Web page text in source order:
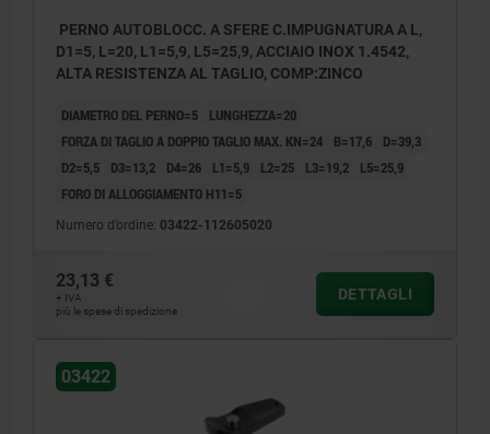
PERNO AUTOBLOCC. A SFERE C.IMPUGNATURA A L,
D1=5, L=20, L1=5,9, L5=25,9, ACCIAIO INOX 1.4542,
ALTA RESISTENZA AL TAGLIO, COMP:ZINCO
DIAMETRO DEL PERNO=5
LUNGHEZZA=20
FORZA DI TAGLIO A DOPPIO TAGLIO MAX. KN=24
B=17,6
D=39,3
D2=5,5
D3=13,2 D4=26 L1=5,9 L2=25 L3=19,2
L5=25,9
FORO DI ALLOGGIAMENTO H11=5
Numero d’ordine: 03422-112605020
23,13 €
+ IVA
più le spese di spedizione
DETTAGLI
03422